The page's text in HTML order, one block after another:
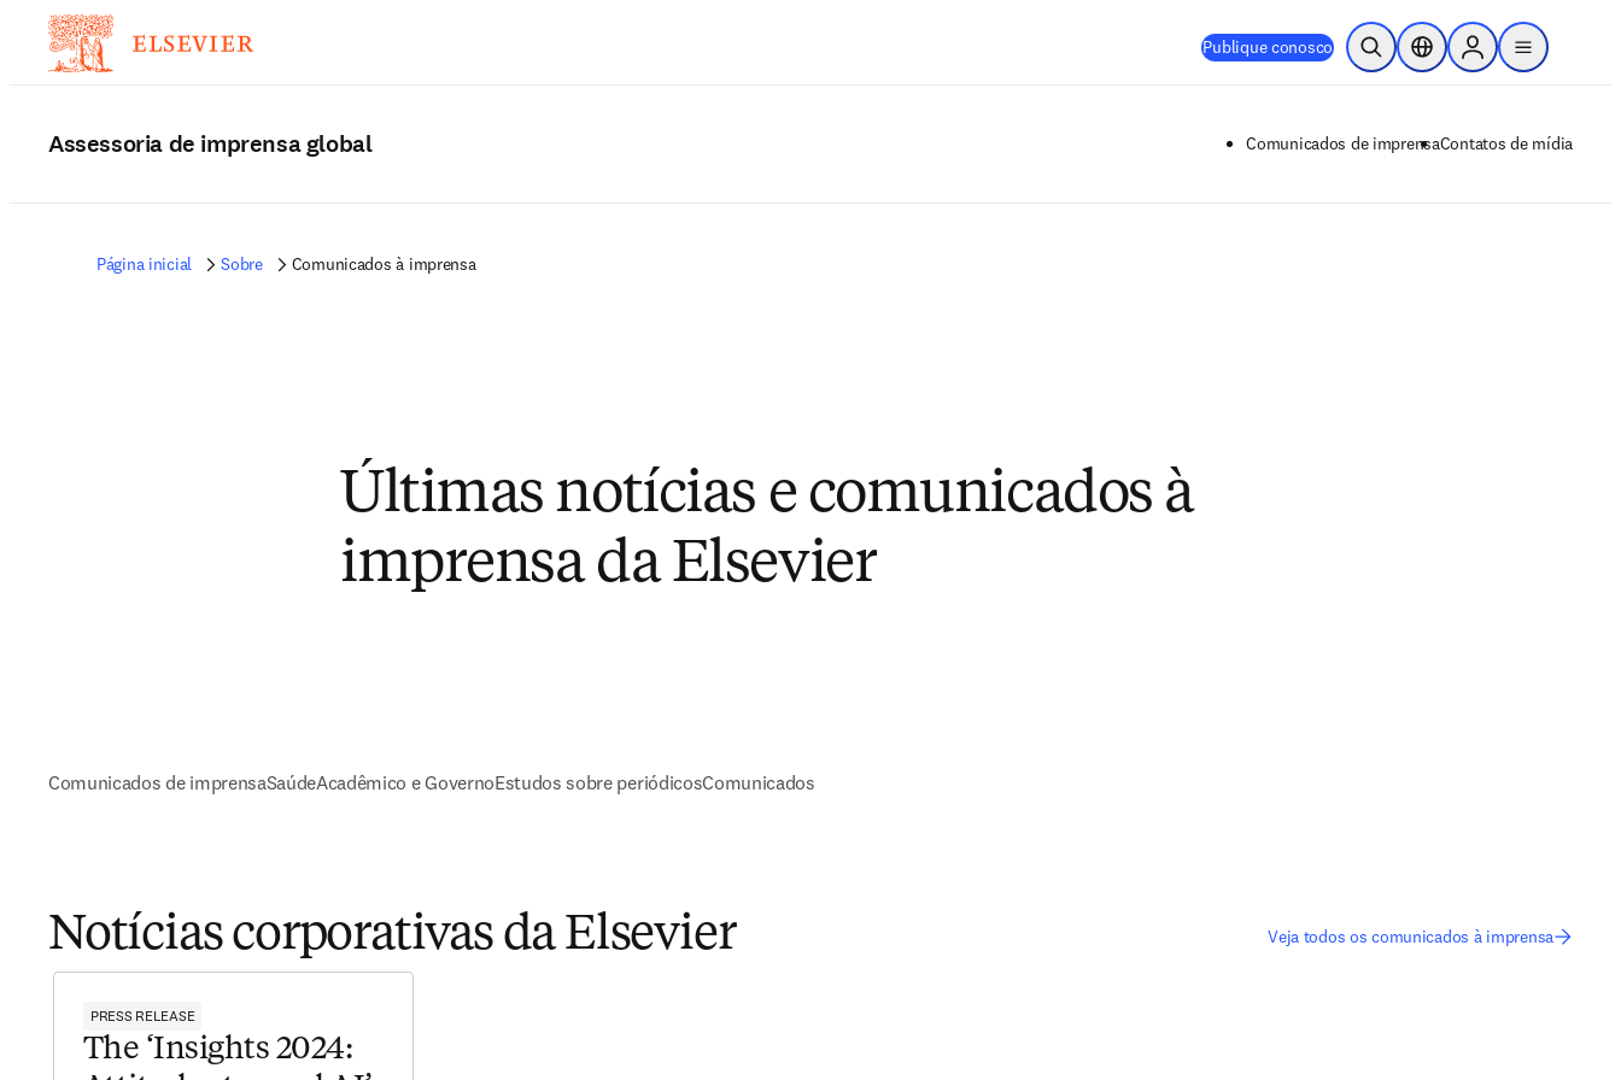
Publique conosco Pesquisa aberta
Seletor de localização
Sign in to products
menu
Assessoria de imprensa global Comunicados de imprensaContatos de mídia
Página inicial Sobre Comunicados à imprensa
Últimas notícias e comunicados à
imprensa da Elsevier
Comunicados de imprensaSaúdeAcadêmico e GovernoEstudos sobre periódicosComunicados
Notícias corporativas da Elsevier Veja todos os comunicados à imprensa
PRESS RELEASE
The ‘Insights 2024: